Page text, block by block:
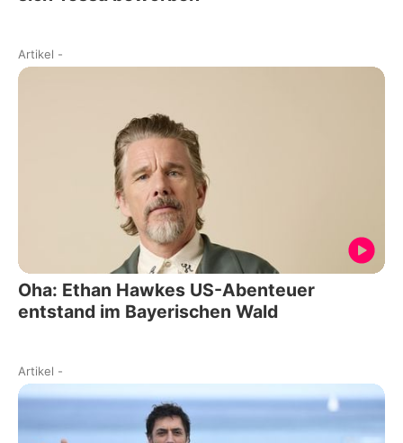
Artikel -
Oha: Ethan Hawkes US-Abenteuer
entstand im Bayerischen Wald
Artikel -